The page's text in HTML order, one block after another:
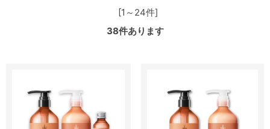
[1～24件]
38件あります